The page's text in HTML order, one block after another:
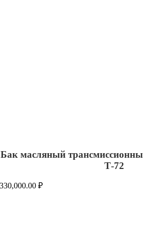
Бак масляный
Т-72
330,000.00₽